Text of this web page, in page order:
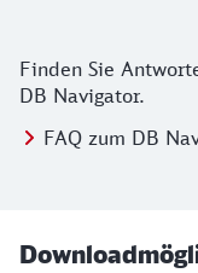
Finden Sie
DB Navigator.
FAQ zum DB